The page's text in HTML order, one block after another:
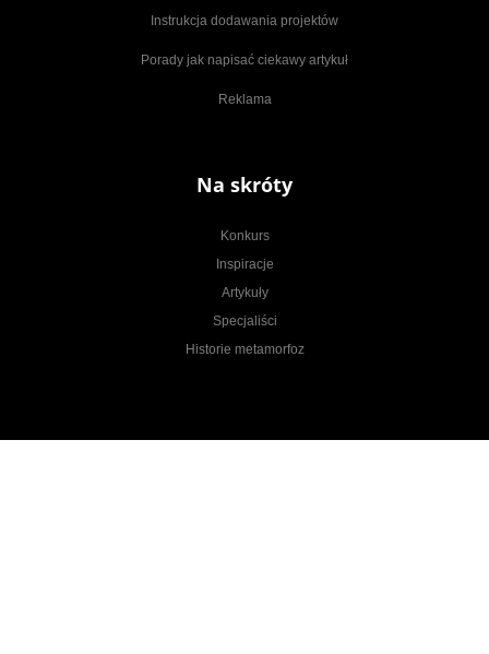
Instrukcja dodawania projektów
Porady jak napisać ciekawy artykuł
Reklama
Na skróty
Konkurs
Inspiracje
Artykuły
Specjaliści
Historie metamorfoz